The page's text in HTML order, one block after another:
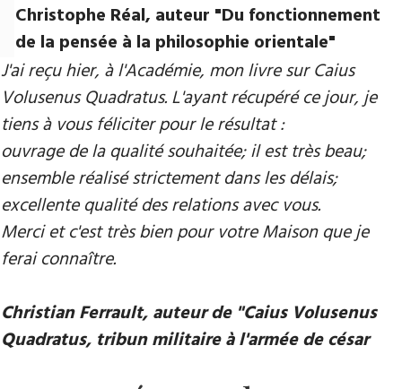
Christophe Réal, auteur ​"Du fonctionnement
de la pensée à la philosophie orientale"
J'ai reçu hier, à l'Académie, mon livre sur Caius
Volusenus Quadratus. L'ayant récupéré ce jour, je
tiens à vous féliciter pour le résultat :
ouvrage de la qualité souhaitée; il est très beau;
ensemble réalisé strictement dans les délais;
excellente qualité des relations avec vous.
Merci et c'est très bien pour votre Maison que je
ferai connaître.
Christian Ferrault, auteur de "Caius Volusenus
Quadratus, tribun militaire à l'armée de césar